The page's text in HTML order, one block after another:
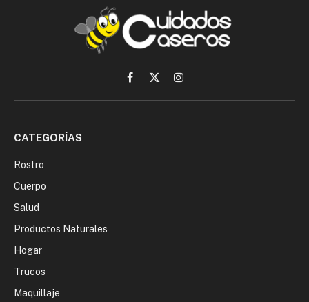
Facebook
X
(Twitter)
Instagram
CATEGORÍAS
Rostro
Cuerpo
Salud
Productos Naturales
Hogar
Trucos
Maquillaje